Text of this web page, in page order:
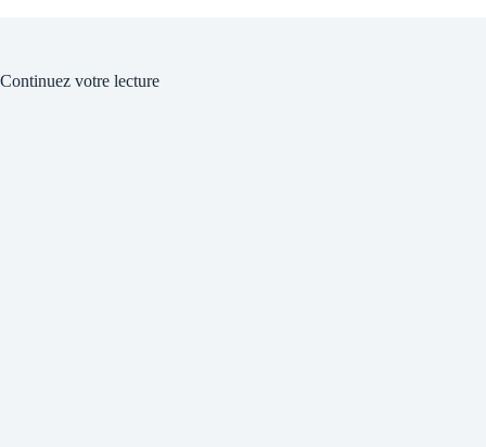
Continuez votre lecture